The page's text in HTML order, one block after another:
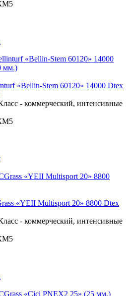
«Bellin-Stem 60120» 14000 Dtex
- коммерческий, интенсивные
«YEII Multisport 20» 8800 Dtex
- коммерческий, интенсивные